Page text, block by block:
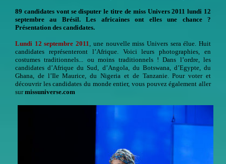
89 candidates vont se disputer le titre de miss Univers 2011 lundi 12
septembre au Brésil. Les africaines ont elles une chance ?
Présentation des candidates.
Lundi 12 septembre 2011
, une nouvelle miss Univers sera élue. Huit
candidates représenteront l’Afrique. Voici leurs photographies, en
costumes traditionnels... ou moins traditionnels ! Dans l’ordre, les
candidates d’Afrique du Sud, d’Angola, du Botswana, d’Egypte, du
Ghana, de l’Ile Maurice, du Nigeria et de Tanzanie. Pour voter et
découvrir les candidates du monde entier, vous pouvez également aller
surmissuniverse.com